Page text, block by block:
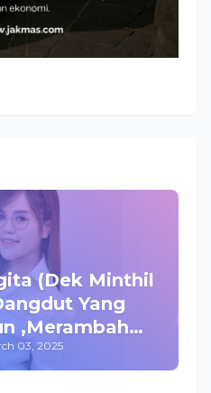
(Dek Minthil
Yang
,Merambah
03, 2025